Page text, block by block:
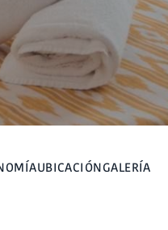
UBICACIÓNGALERÍA